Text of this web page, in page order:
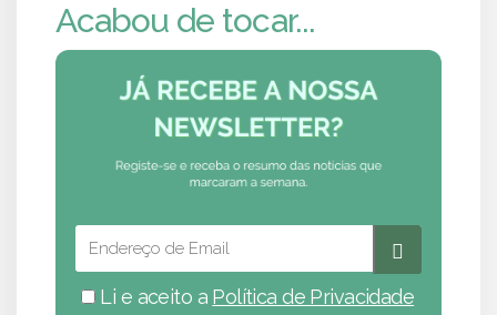
Acabou de tocar...
Li e aceito a Política de Privacidade